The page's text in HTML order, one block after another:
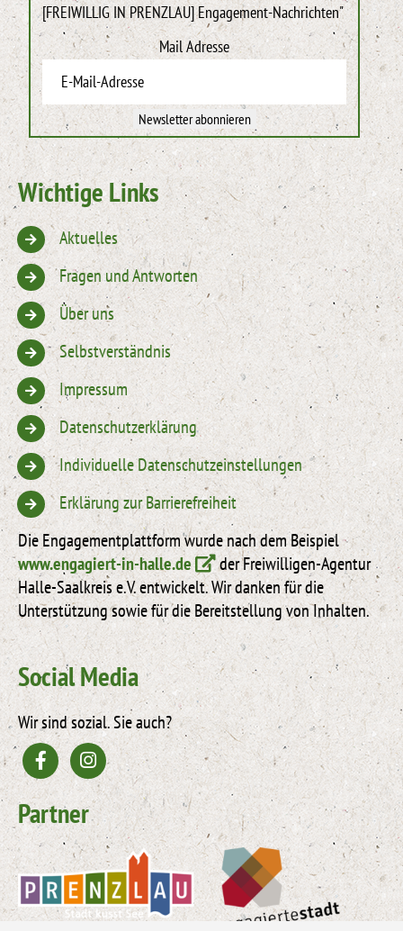
[FREIWILLIG IN PRENZLAU] Engagement-Nachrichten"
Mail Adresse
Newsletter abonnieren
Wichtige Links
Aktuelles
Fragen und Antworten
Über uns
Selbstverständnis
Impressum
Datenschutzerklärung
Individuelle Datenschutzeinstellungen
Erklärung zur Barrierefreiheit
Die Engagementplattform wurde nach dem Beispiel
www.engagiert-in-halle.de
der Freiwilligen-Agentur
Halle-Saalkreis e.V. entwickelt. Wir danken für die
Unterstützung sowie für die Bereitstellung von Inhalten.
Social Media
Wir sind sozial. Sie auch?
Partner